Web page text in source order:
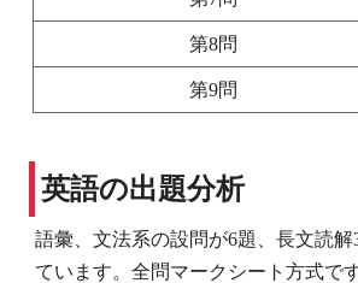
第8問
第9問
英語の出題分析
語彙、文法系の設問が6題、長文読解
ています。全問マークシート方式で